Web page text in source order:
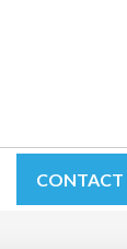
CONTACT